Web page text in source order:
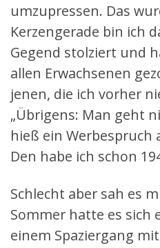
umzupressen. Das
Kerzengerade bin ich
Gegend stolziert und
allen Erwachsenen
jenen, die ich vorher
„Übrigens: Man geht
hieß ein Werbespruch
Den habe ich schon
Schlecht aber sah es
Sommer hatte es sich
einem Spaziergang